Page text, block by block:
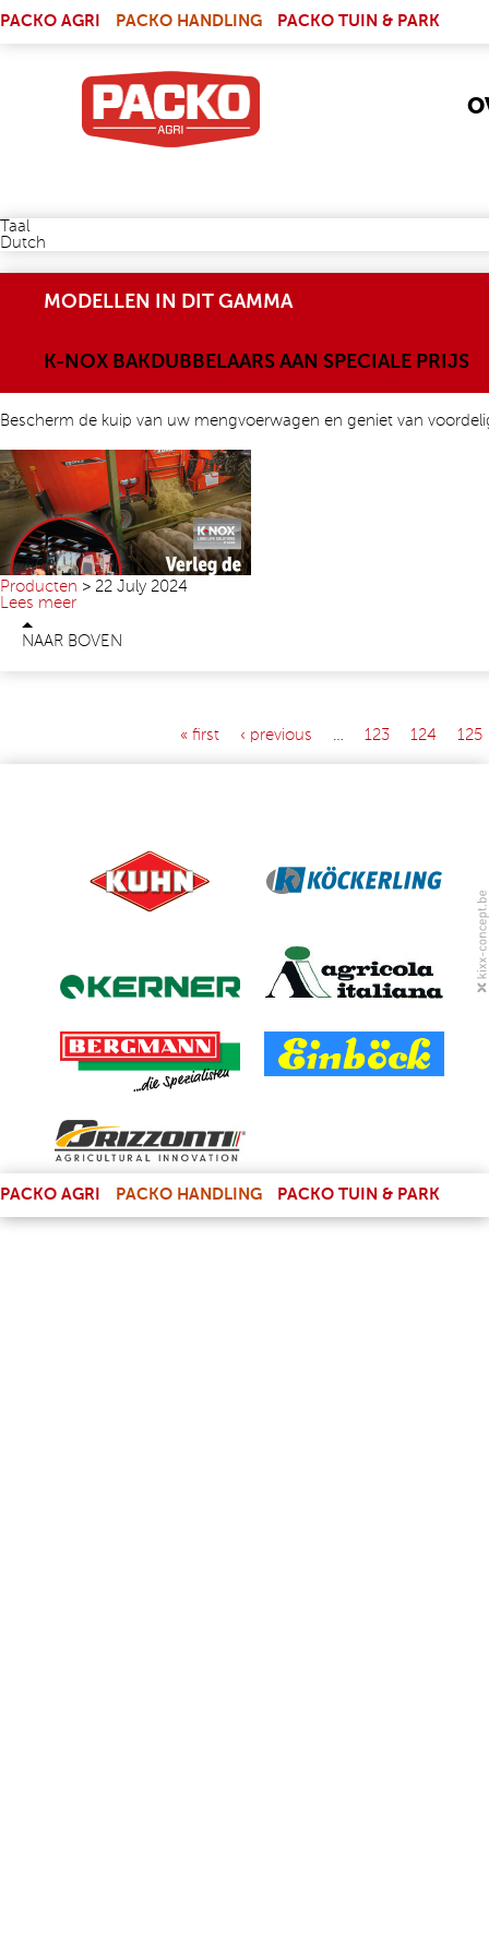
PACKO AGRI
PACKO HANDLING PACKO TUIN & PARK
Taal
Dutch
MODELLEN IN DIT GAMMA
K-NOX BAKDUBBELAARS AAN SPECIALE PRIJS
Bescherm de kuip van uw mengvoerwagen en geniet van
Producten > 22 July 2024
Lees meer
NAAR BOVEN
« first ‹ previous 123 124 125
PACKO AGRI PACKO HANDLING PACKO TUIN & PARK